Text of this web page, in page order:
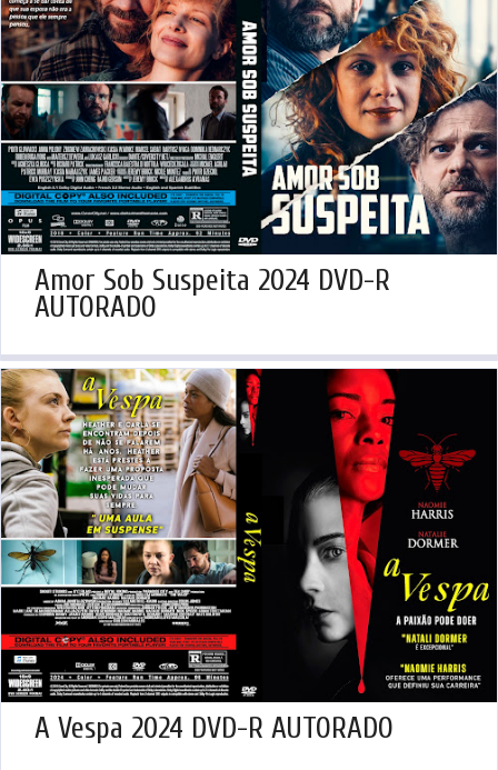
Amor Sob Suspeita 2024 DVD-R
AUTORADO
A Vespa 2024 DVD-R AUTORADO